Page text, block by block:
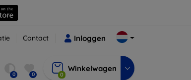
Contact Inloggen
0 0 0
Winkelwagen